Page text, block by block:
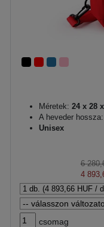
Méretek: 24 x 28
A heveder hossza:
Unisex
6
4
csomag